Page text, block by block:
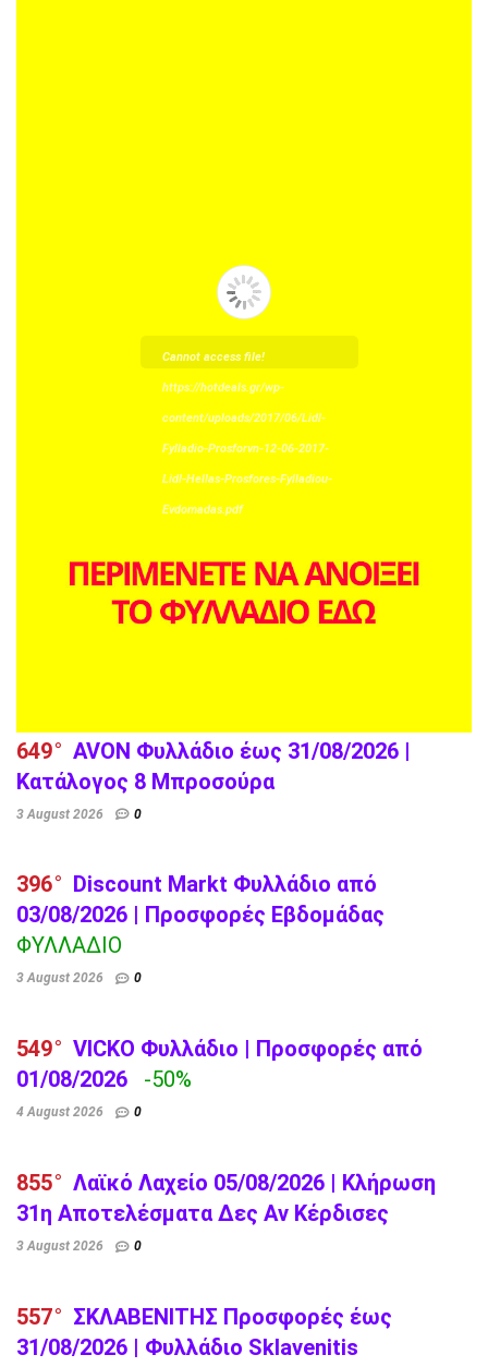
Cannot access file!
https://hotdeals.gr/wp-
content/uploads/2017/06/Lidl-
Fylladio-Prosforvn-12-06-2017-
Lidl-Hellas-Prosfores-Fylladiou-
Evdomadas.pdf
649
AVON Φυλλάδιο έως 31/08/2026 |
Κατάλογος 8 Μπροσούρα
3 August 2026 0
396
Discount Markt Φυλλάδιο από
03/08/2026 | Προσφορές Εβδομάδας
ΦΥΛΛΑΔΙΟ
3 August 2026 0
549
VICKO Φυλλάδιο | Προσφορές από
01/08/2026
-50%
4 August 2026 0
855
Λαϊκό Λαχείο 05/08/2026 | Κλήρωση
31η Αποτελέσματα Δες Αν Κέρδισες
3 August 2026 0
557
ΣΚΛΑΒΕΝΙΤΗΣ Προσφορές έως
31/08/2026 | Φυλλάδιο Sklavenitis